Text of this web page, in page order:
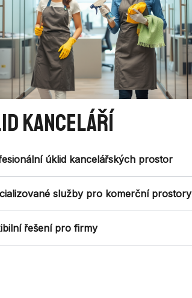
kanceláří
úklid kancelářských prostor
služby pro komerční prostory
řešení pro firmy